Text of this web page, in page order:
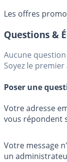
Les offres
Questions &
Aucune
Soyez le
Poser une
Votre adresse
vous répondent
Votre message
un